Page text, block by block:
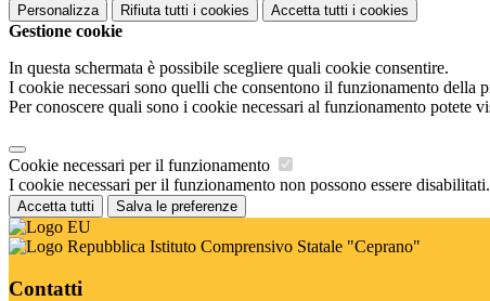
Personalizza Rifiuta tutti i cookies Accetta tutti i cookies
Gestione cookie
In questa schermata è possibile scegliere quali cookie consentire.
I cookie necessari sono quelli che consentono il funzionamento della
Per conoscere quali sono i cookie necessari al funzionamento potete
Cookie necessari per il funzionamento
I cookie necessari per il funzionamento non possono essere
Accetta tutti Salva le preferenze
Istituto Comprensivo Statale "Ceprano"
Contatti